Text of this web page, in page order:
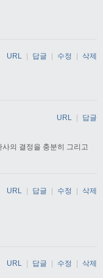
URL 답글 수정 삭제
의 결정을 충분히 그리고
URL | 답글
URL | 답글 | 수정 | 삭제
URL 답글 수정 삭제